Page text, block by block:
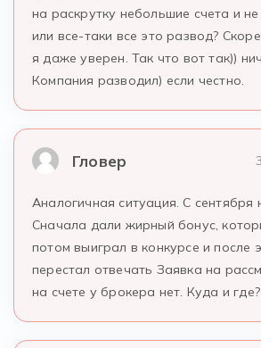
на раскрутку небольшие счета и
или все-таки все это развод?
я даже уверен. Так что вот так))
Компания разводил) если честно.
Гловер
Аналогичная ситуация. С сентября
Сначала дали жирный бонус,
потом выиграл в конкурсе и после
перестал отвечать Заявка на
на счете у брокера нет. Куда и